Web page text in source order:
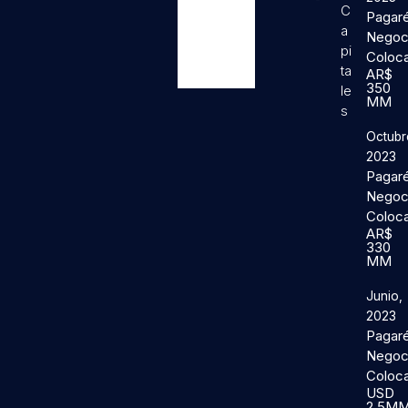
C
a
pi
ta
le
s
AR$
350
MM
2023
AR$
330
MM
Junio,
2023
USD